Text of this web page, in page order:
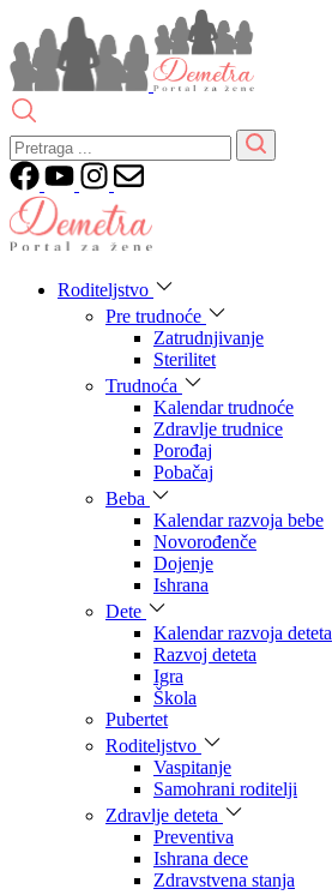
Roditeljstvo
Pre trudnoće
Zatrudnjivanje
Sterilitet
Trudnoća
Kalendar trudnoće
Zdravlje trudnice
Porođaj
Pobačaj
Beba
Kalendar razvoja bebe
Novorođenče
Dojenje
Ishrana
Dete
Kalendar razvoja deteta
Razvoj deteta
Igra
Škola
Pubertet
Roditeljstvo
Vaspitanje
Samohrani roditelji
Zdravlje deteta
Preventiva
Ishrana dece
Zdravstvena stanja